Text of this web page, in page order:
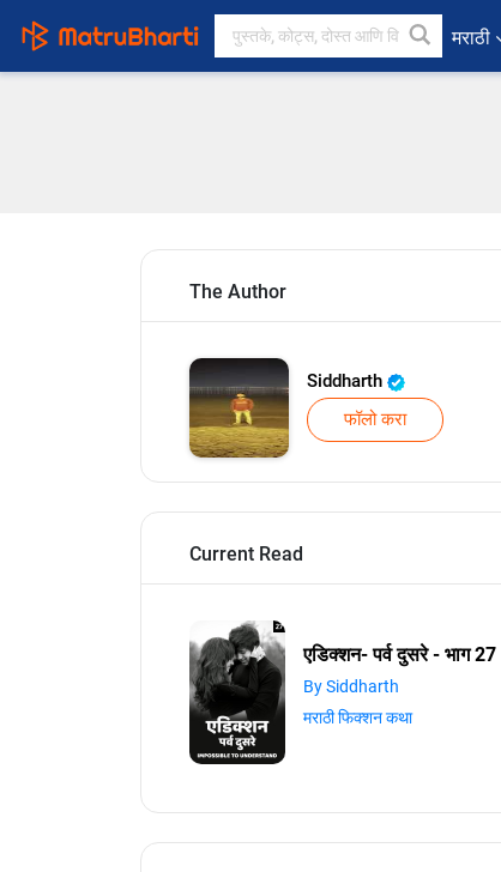
मराठी
The Author
Siddharth
फॉलो करा
Current Read
एडिक्शन- पर्व दुसरे - भाग 27
By Siddharth
मराठी फिक्शन कथा